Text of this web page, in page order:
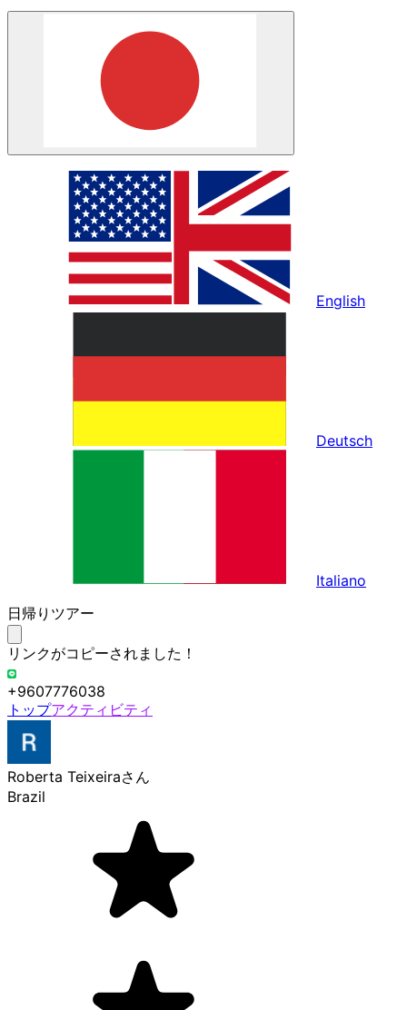
English
Deutsch
Italiano
日帰りツアー
リンクがコピーされました！
+9607776038
トップアクティビティ
Roberta Teixeiraさん
Brazil